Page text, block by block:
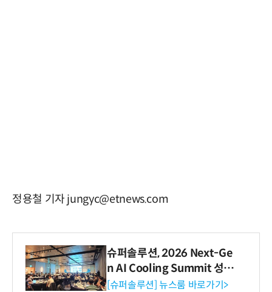
정용철 기자 jungyc@etnews.com
슈퍼솔루션, 2026 Next-Ge
n AI Cooling Summit 성황
리 성료
[슈퍼솔루션] 뉴스룸 바로가기>